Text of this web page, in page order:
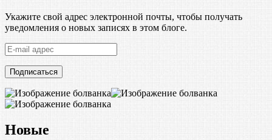
Укажите свой адрес электронной почты, чтобы получать
уведомления о новых записях в этом блоге.
E-
mail
адрес
Новые